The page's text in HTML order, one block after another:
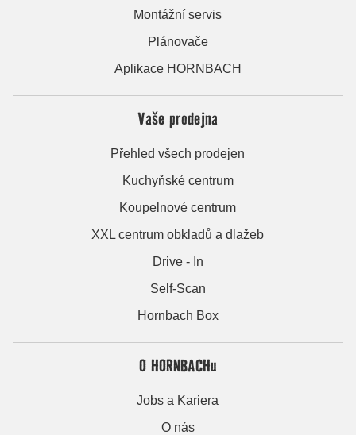
Montážní servis
Plánovače
Aplikace HORNBACH
Vaše prodejna
Přehled všech prodejen
Kuchyňské centrum
Koupelnové centrum
XXL centrum obkladů a dlažeb
Drive - In
Self-Scan
Hornbach Box
O HORNBACHu
Jobs a Kariera
O nás